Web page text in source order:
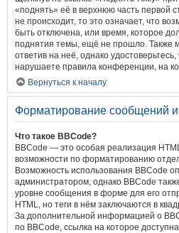
«поднять» её в верхнюю часть первой
не происходит, то это означает, что
быть отключена, или время, которое
поднятия темы, ещё не прошло. Также
ответив на неё, однако
нарушаете правила конференции, на
Вернуться к началу
Форматирование сообщений
Что такое BBCode?
BBCode — это особая реализация
возможности по форматированию
Возможность использования BBCode
администратором, однако BBCode
уровне сообщения в форме для его
HTML, но теги в нём заключаются в
За дополнительной информацией о
по BBCode, ссылка на которое